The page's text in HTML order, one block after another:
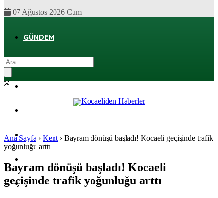
07 Ağustos 2026 Cum
GÜNDEM
SPOR
SAĞLIK
Ana Sayfa › Kent › Bayram dönüşü başladı! Kocaeli geçişinde trafik
yoğunluğu arttı
Bayram dönüşü başladı! Kocaeli
geçişinde trafik yoğunluğu arttı